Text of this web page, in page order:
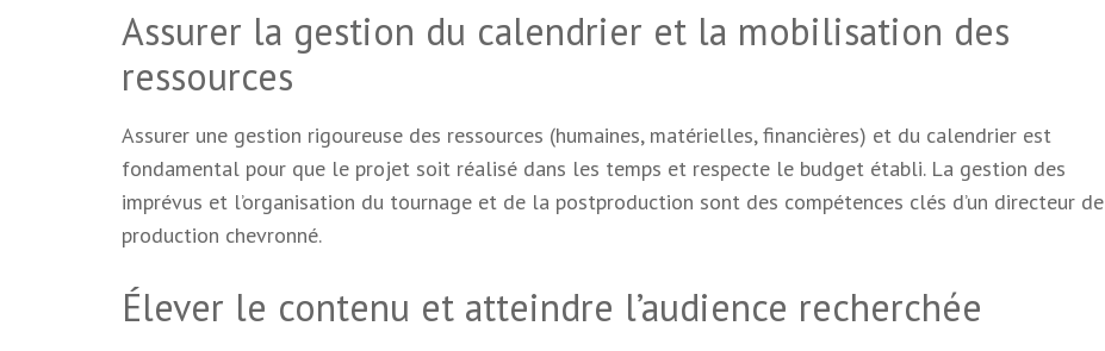
Assurer la gestion du calendrier et la mobilisation des
ressources
Assurer une gestion rigoureuse des ressources (humaines, matérielles, financières) et du calendrier est
fondamental pour que le projet soit réalisé dans les temps et respecte le budget établi. La gestion des
imprévus et l’organisation du tournage et de la postproduction sont des compétences clés d’un directeur de
production chevronné.
Élever le contenu et atteindre l’audience recherchée